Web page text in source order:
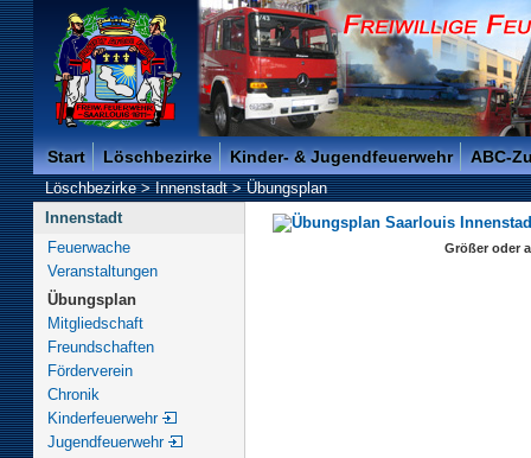
Freiwillige Feuerwehr der Kreisstadt Saarlouis -
Start Löschbezirke Kinder- & Jugendfeuerwehr ABC-
Löschbezirke>Innenstadt>Übungsplan
Innenstadt
Feuerwache
Veranstaltungen
Übungsplan
Mitgliedschaft
Freundschaften
Förderverein
Chronik
Kinderfeuerwehr
Jugendfeuerwehr
Größer oder